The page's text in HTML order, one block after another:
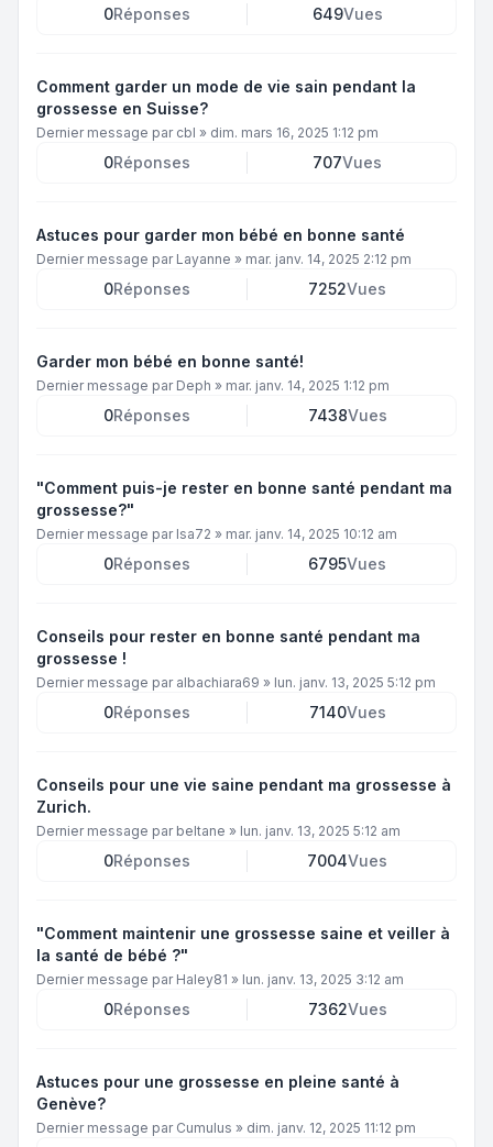
0Réponses 649Vues
Comment garder un mode de vie sain pendant la
grossesse en Suisse?
Dernier message par cbl » dim. mars 16, 2025 1:12 pm
0Réponses 707Vues
Astuces pour garder mon bébé en bonne santé
Dernier message par Layanne » mar. janv. 14, 2025 2:12 pm
0Réponses 7252Vues
Garder mon bébé en bonne santé!
Dernier message par Deph » mar. janv. 14, 2025 1:12 pm
0Réponses 7438Vues
"Comment puis-je rester en bonne santé pendant ma
grossesse?"
Dernier message par Isa72 » mar. janv. 14, 2025 10:12 am
0Réponses 6795Vues
Conseils pour rester en bonne santé pendant ma
grossesse !
Dernier message par albachiara69 » lun. janv. 13, 2025 5:12 pm
0Réponses 7140Vues
Conseils pour une vie saine pendant ma grossesse à
Zurich.
Dernier message par beltane » lun. janv. 13, 2025 5:12 am
0Réponses 7004Vues
"Comment maintenir une grossesse saine et veiller à
la santé de bébé ?"
Dernier message par Haley81 » lun. janv. 13, 2025 3:12 am
0Réponses 7362Vues
Astuces pour une grossesse en pleine santé à
Genève?
Dernier message par Cumulus » dim. janv. 12, 2025 11:12 pm